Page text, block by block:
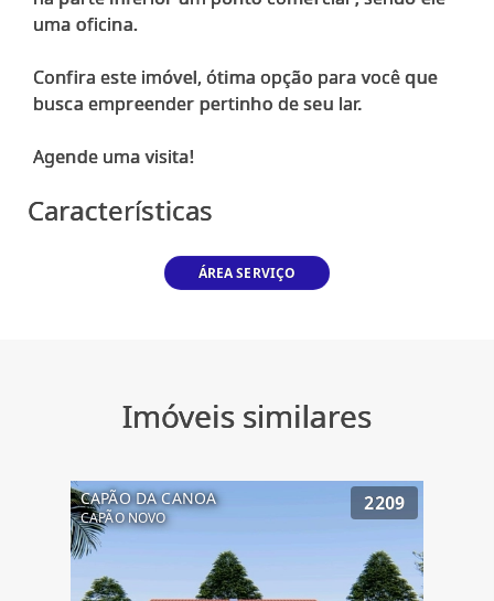
uma oficina.
Confira este imóvel, ótima opção para você que
busca empreender pertinho de seu lar.
Agende uma visita!
Características
ÁREA SERVIÇO
Imóveis similares
CAPÃO DA CANOA
CAPÃO NOVO
2209